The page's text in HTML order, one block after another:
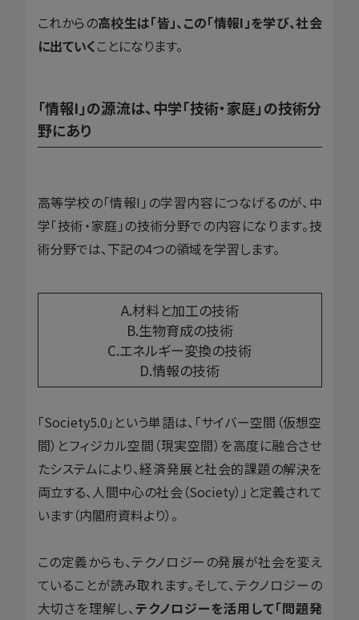
これからの高校生は「皆」、この「情報I」を学び、社会
に出ていくことになります。
「情報I」の源流は、中学「技術・家庭」の技術分
野にあり
高等学校の「情報I」の学習内容につなげるのが、中
学「技術・家庭」の技術分野での内容になります。技
術分野では、下記の4つの領域を学習します。
A.材料と加工の技術
B.生物育成の技術
C.エネルギー変換の技術
D.情報の技術
「Society5.0」という単語は、「サイバー空間（仮想空
間）とフィジカル空間（現実空間）を高度に融合させ
たシステムにより、経済発展と社会的課題の解決を
両立する、人間中心の社会（Society）」と定義されて
います（内閣府資料より）。
この定義からも、テクノロジーの発展が社会を変え
ていることが読み取れます。そして、テクノロジーの
大切さを理解し、テクノロジーを活用して「問題発